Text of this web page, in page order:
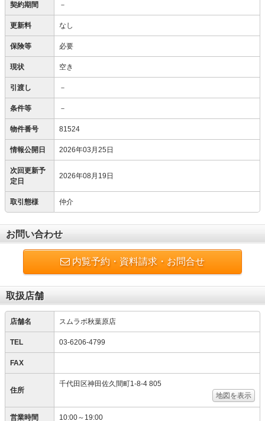
契約期間 －
更新料 なし
保険等 必要
現状 空き
引渡し －
条件等 －
物件番号 81524
情報公開日 2026年03月25日
次回更新予
定日
2026年08月19日
取引態様 仲介
お問い合わせ
内覧予約・資料請求・お問合せ
取扱店舗
店舗名 スムラボ秋葉原店
TEL 03-6206-4799
FAX
住所
千代田区神田佐久間町1-8-4 805
地図を表示
営業時間 10:00～19:00